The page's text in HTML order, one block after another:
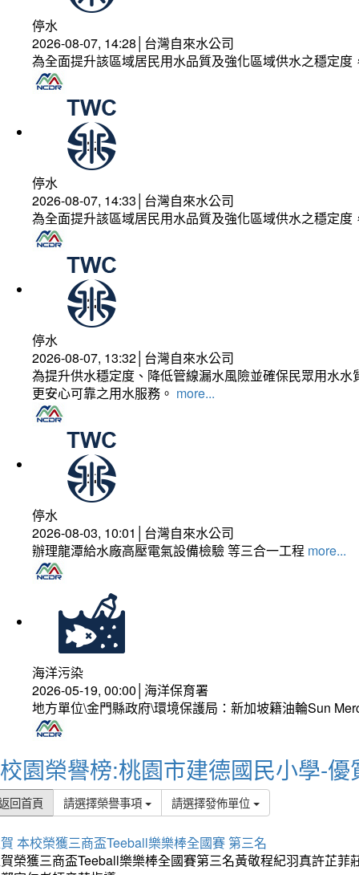
停水
2026-08-07, 14:28│台灣自來水公司
為全面提升該區域居民用水品質及強化區域供水之穩定
停水
2026-08-07, 14:33│台灣自來水公司
為全面提升該區域居民用水品質及強化區域供水之穩定
停水
2026-08-07, 13:32│台灣自來水公司
為提升供水穩定度、降低管線漏水風險並確保民眾用水
更安心可靠之用水服務。 more...
停水
2026-08-03, 10:01│台灣自來水公司
辦理龍潭給水廠高壓電氣設備檢驗 等三合一工程 more...
海洋污染
2026-05-19, 00:00│海洋保育署
地方單位\金門縣政府\環境保護局：新加坡籍油輪Sun
校園榮譽榜:桃園市建德國民小學-優
回首頁 請選擇榮譽事項 請選擇發佈單位
本校榮獲三商盃Teeball樂樂棒全國賽 第三名
榮獲三商盃Teeball樂樂棒全國賽第三名黃敬程紀羽真許芷